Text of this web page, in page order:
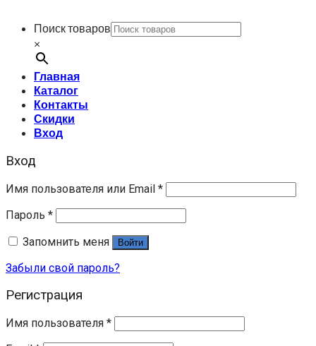
Поиск товаров
×
Главная
Каталог
Контакты
Скидки
Вход
Вход
Имя пользователя или Email *
Пароль *
Запомнить меня
Войти
Забыли свой пароль?
Регистрация
Имя пользователя *